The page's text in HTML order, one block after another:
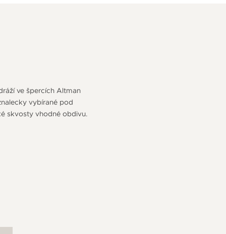
ve špercích Altman
vybírané pod
skvosty vhodné obdivu.